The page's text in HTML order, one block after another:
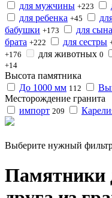
для мужчины +223
для ребенка +45
бабушки +173 для сына
брата +222 для сестры
+176 для животных 0
+14
Высота памятника
До 1000 мм 112
Месторождение гранита
импорт 209
Выберите нужный
Памятники